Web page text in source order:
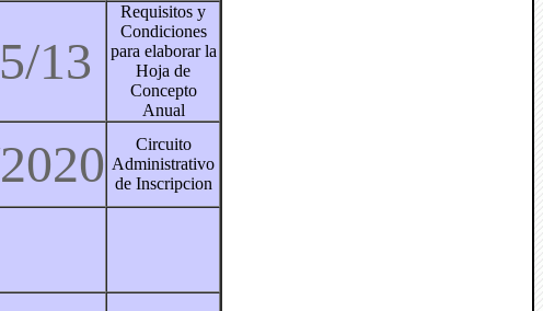
13
Requisitos y
Condiciones
para elaborar la
Hoja de
Concepto
Anual
Circuito
Administrativo
de Inscripcion